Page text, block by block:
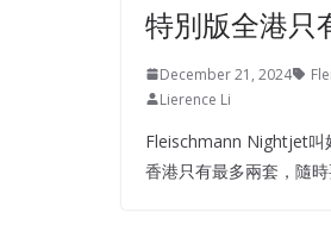
特別版全港只
December 21, 2024
Lierence Li
Fleischmann Nightjet叫
香港只有最多兩套，隨